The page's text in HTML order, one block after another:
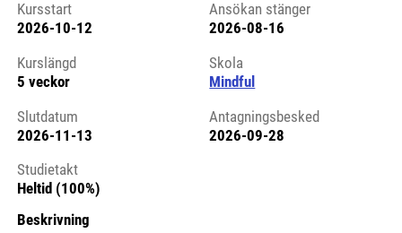
Kursstart 6118895
Kursstart
2026-10-12
Ansökan stänger
2026-08-16
Kurslängd
5 veckor
Skola
Mindful
Slutdatum
2026-11-13
Antagningsbesked
2026-09-28
Studietakt
Heltid (100%)
Beskrivning